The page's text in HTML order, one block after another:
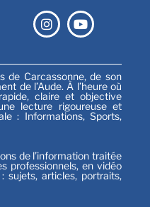
de Carcassonne, de son
de l’Aude. À l’heure où
claire et objective
lecture rigoureuse et
: Informations, Sports,
de l’information traitée
professionnels, en vidéo
sujets, articles, portraits,